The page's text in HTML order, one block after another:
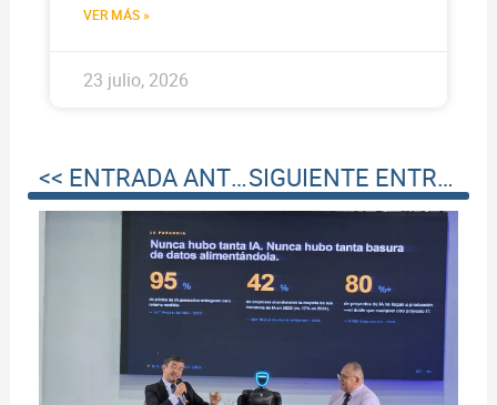
VER MÁS »
23 julio, 2026
<< ENTRADA ANTERIOR SIGUIENTE ENTRADA >>